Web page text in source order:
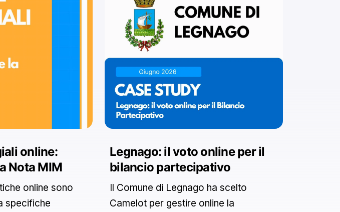
online:
Nota MIM
online sono
specifiche
Legnago: il voto online per il
bilancio partecipativo
Il Comune di Legnago ha scelto
Camelot per gestire online la